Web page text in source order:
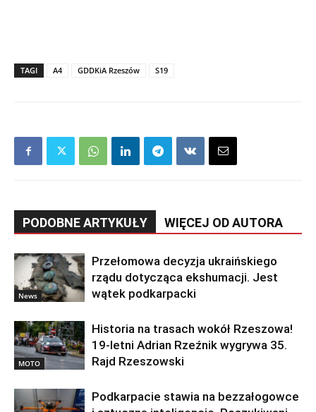
TAGI A4 GDDKiA Rzeszów S19
PODOBNE ARTYKUŁY WIĘCEJ OD AUTORA
News
Przełomowa decyzja ukraińskiego
rządu dotycząca ekshumacji. Jest
wątek podkarpacki
MOTO
Historia na trasach wokół Rzeszowa!
19-letni Adrian Rzeźnik wygrywa 35.
Rajd Rzeszowski
Podkarpacie stawia na bezzałogowce